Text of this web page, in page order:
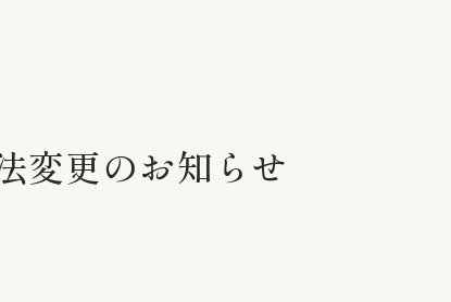
変更のお知らせ